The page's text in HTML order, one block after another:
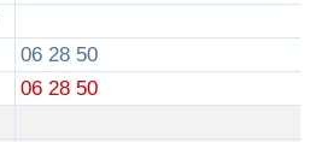
06 28 50
06 28 50